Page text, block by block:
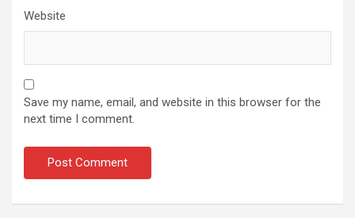
Website
Save my name, email, and website in this browser for the
next time I comment.